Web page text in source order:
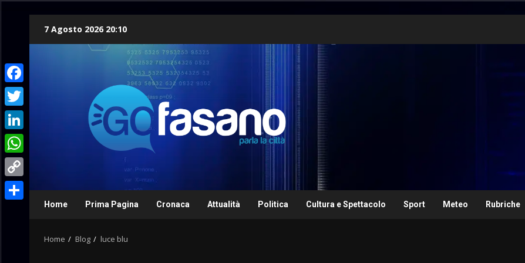
7 Agosto 2026 20:10
Home Prima Pagina Cronaca Attualità Politica Cultura e Spettacolo Sport Meteo Rubriche
Home Blog luce blu
Facebook
Twitter
LinkedIn
WhatsApp
Copy